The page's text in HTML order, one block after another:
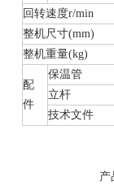
回转速度r/min
整机尺寸(mm)
整机重量(kg)
配
件
保温管
立杆
技术文件
产